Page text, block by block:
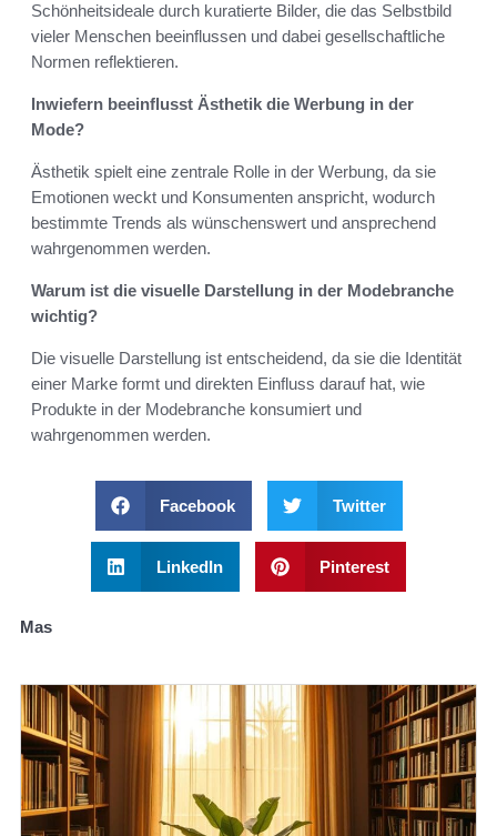
Schönheitsideale durch kuratierte Bilder, die das Selbstbild
vieler Menschen beeinflussen und dabei gesellschaftliche
Normen reflektieren.
Inwiefern beeinflusst Ästhetik die Werbung in der
Mode?
Ästhetik spielt eine zentrale Rolle in der Werbung, da sie
Emotionen weckt und Konsumenten anspricht, wodurch
bestimmte Trends als wünschenswert und ansprechend
wahrgenommen werden.
Warum ist die visuelle Darstellung in der Modebranche
wichtig?
Die visuelle Darstellung ist entscheidend, da sie die Identität
einer Marke formt und direkten Einfluss darauf hat, wie
Produkte in der Modebranche konsumiert und
wahrgenommen werden.
Facebook Twitter
LinkedIn Pinterest
Mas